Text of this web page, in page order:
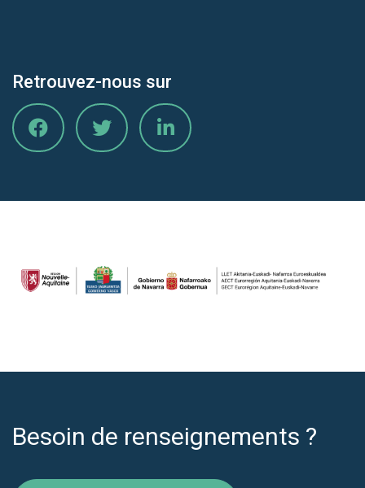
Retrouvez-nous sur
Besoin de renseignements ?